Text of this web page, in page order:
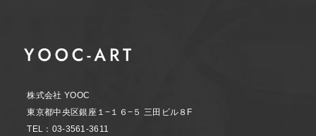
株式会社 YOOC
東京都中央区銀座１−１６−５ 三田ビル８F
TEL：03-3561-3611